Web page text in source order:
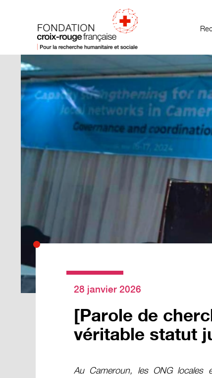
28 janvier 2026
[Parole de
véritable statut
Au Cameroun, les ONG locales